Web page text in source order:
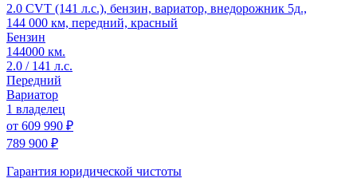
2.0 CVT (141 л.с.), бензин, вариатор, внедорожник 5д.,
144 000 км, передний, красный
Бензин
144000 км.
2.0 / 141 л.с.
Передний
Вариатор
1 владелец
от 609 990 ₽
789 900 ₽
Гарантия юридической чистоты